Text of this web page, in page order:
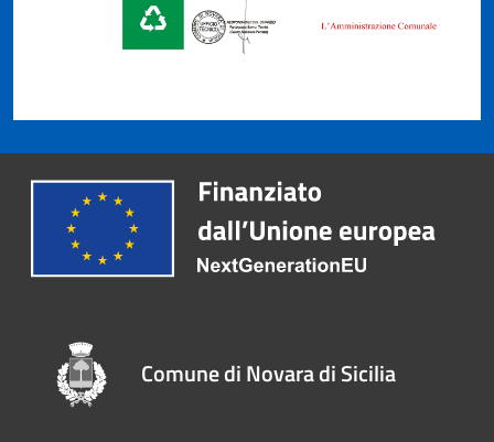
Comune di Novara di Sicilia